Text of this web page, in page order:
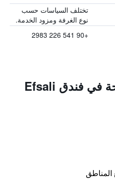
تختلف السياسات حسب
نوع الغرفة ومزود الخدمة.
+90 541 226 2983
المزايا ووسائل الراحة في فندق Efsali